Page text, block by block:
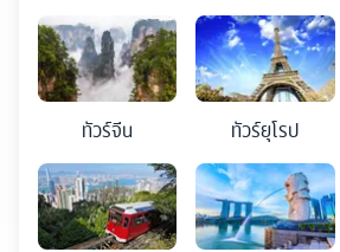
ทัวร์จีน ทัวร์ยุโรป